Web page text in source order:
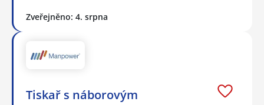
Zveřejněno: 4. srpna
Tiskař s náborovým